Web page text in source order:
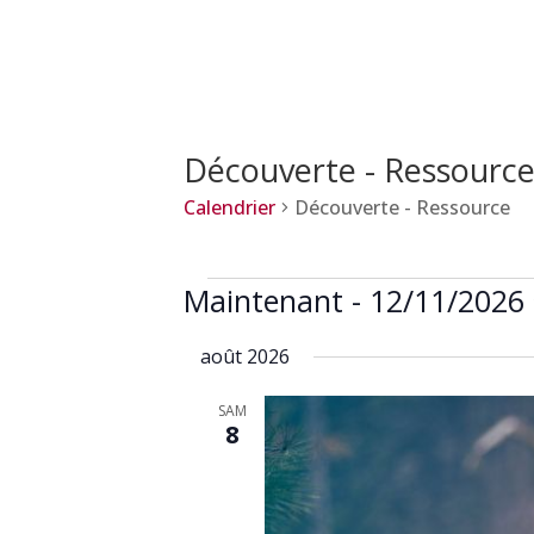
Découverte - Ressource
Calendrier Découverte - Ressource
Calendrier
Maintenant - 12/11/2026
uneaoût 2026
SAM
8